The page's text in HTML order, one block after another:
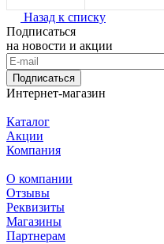
Назад к списку
Подписаться
на новости и акции
Подписаться
Интернет-магазин
Каталог
Акции
Компания
О компании
Отзывы
Реквизиты
Магазины
Партнерам